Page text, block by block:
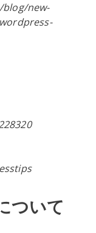
blog/new-
ついて